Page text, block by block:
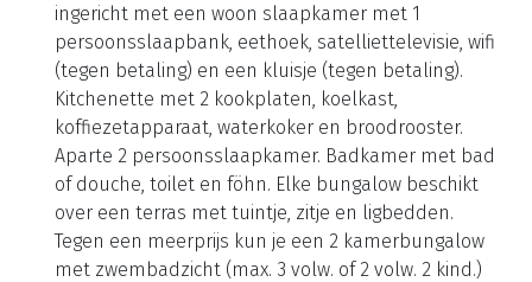
ingericht met een woon slaapkamer met 1
persoonsslaapbank, eethoek, satelliettelevisie, wifi
(tegen betaling) en een kluisje (tegen betaling).
Kitchenette met 2 kookplaten, koelkast,
koffiezetapparaat, waterkoker en broodrooster.
Aparte 2 persoonsslaapkamer. Badkamer met bad
of douche, toilet en föhn. Elke bungalow beschikt
over een terras met tuintje, zitje en ligbedden.
Tegen een meerprijs kun je een 2 kamerbungalow
met zwembadzicht (max. 3 volw. of 2 volw. 2 kind.)